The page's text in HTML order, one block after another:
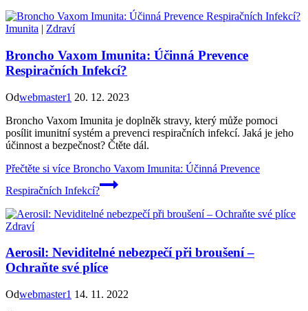
Imunita | Zdraví
Broncho Vaxom Imunita: Účinná Prevence
Respiračních Infekcí?
Odwebmaster1 20. 12. 2023
Broncho Vaxom Imunita je doplněk stravy, který může pomoci
posílit imunitní systém a prevenci respiračních infekcí. Jaká je jeho
účinnost a bezpečnost? Čtěte dál.
Přečtěte si více Broncho Vaxom Imunita: Účinná Prevence
Respiračních Infekcí?
Zdraví
Aerosil: Neviditelné nebezpečí při broušení –
Ochraňte své plíce
Odwebmaster1 14. 11. 2022